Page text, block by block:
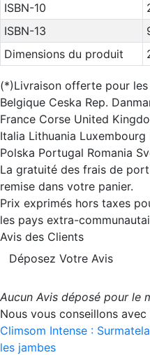
ISBN-10
ISBN-13
Dimensions du produit
(*)Livraison offerte pour
Belgique Ceska Rep.
France Corse United
Italia Lithuania
Polska Portugal Romania
La gratuité des frais de
remise dans votre panier.
Prix exprimés hors taxes
les pays extra-
Avis des Clients
Déposez Votre Avis
Aucun Avis déposé pour le
Nous vous conseillons
Climsom Intense :
les jambes